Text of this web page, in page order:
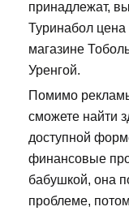
принадлежат,
Туринабол цена
магазине
Уренгой.
Помимо
сможете найти
доступной
финансовые
бабушкой, она
проблеме,